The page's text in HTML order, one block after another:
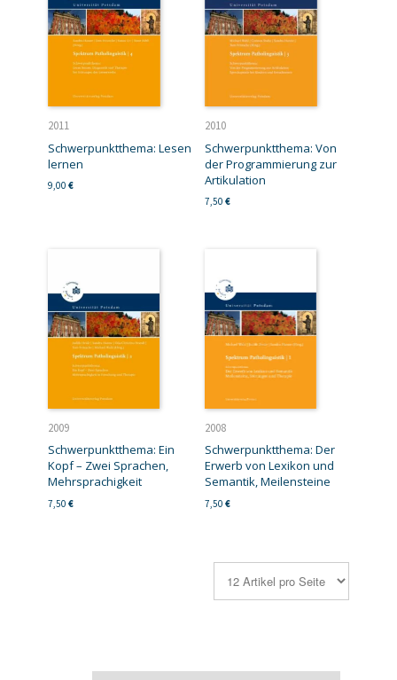
2011
Schwerpunktthema: Lesen
lernen
9,00 €
2010
Schwerpunktthema: Von
der Programmierung zur
Artikulation
7,50 €
2009
Schwerpunktthema: Ein
Kopf – Zwei Sprachen,
Mehrsprachigkeit
7,50 €
2008
Schwerpunktthema: Der
Erwerb von Lexikon und
Semantik, Meilensteine
7,50 €